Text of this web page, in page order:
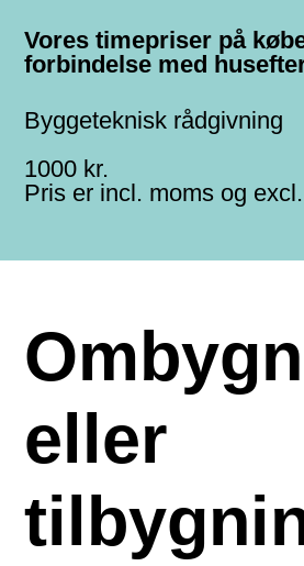
Vores timepriser på
forbindelse med
Byggeteknisk rådgivning
1000 kr.
Pris er incl. moms og
eller